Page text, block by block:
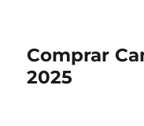
Comprar
2025